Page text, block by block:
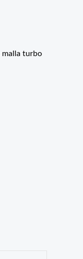
malla turbo